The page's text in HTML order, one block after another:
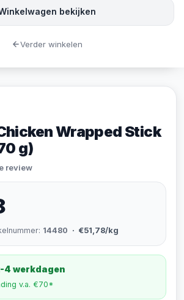
Wrapped Stick
g)
review
14480 · €51,78/kg
4 werkdagen
v.a. €70*
bekijken
Verder winkelen